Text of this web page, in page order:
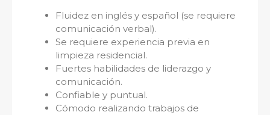
Fluidez en inglés y español (se requiere
comunicación verbal).
Se requiere experiencia previa en
limpieza residencial.
Fuertes habilidades de liderazgo y
comunicación.
Confiable y puntual.
Cómodo realizando trabajos de